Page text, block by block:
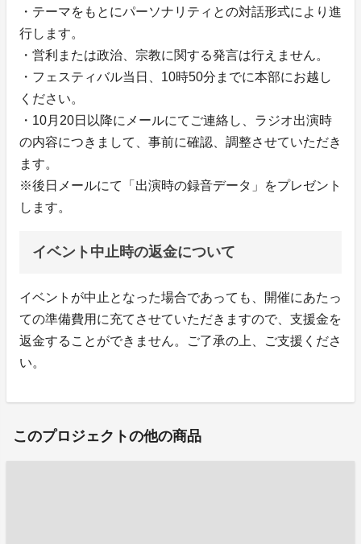
・テーマをもとにパーソナリティとの対話形式により進
行します。
・営利または政治、宗教に関する発言は行えません。
・フェスティバル当日、10時50分までに本部にお越し
ください。
・10月20日以降にメールにてご連絡し、ラジオ出演時
の内容につきまして、事前に確認、調整させていただき
ます。
※後日メールにて「出演時の録音データ」をプレゼント
します。
イベント中止時の返金について
イベントが中止となった場合であっても、開催にあたっ
ての準備費用に充てさせていただきますので、支援金を
返金することができません。ご了承の上、ご支援くださ
い。
このプロジェクトの他の商品